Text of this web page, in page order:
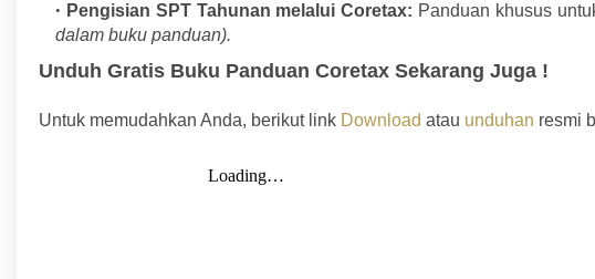
Pengisian SPT Tahunan melalui Coretax: Panduan khusus
dalam buku panduan).
Unduh Gratis Buku Panduan Coretax Sekarang Juga !
Untuk memudahkan Anda, berikut link Download atau unduhan resmi